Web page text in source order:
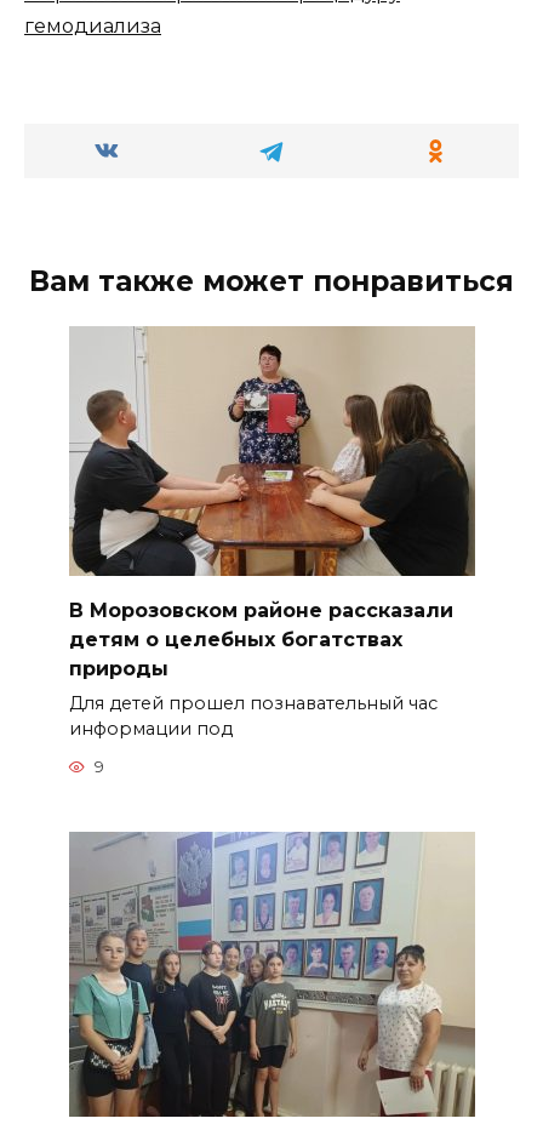
гемодиализа
Вам также может понравиться
В Морозовском районе рассказали
детям о целебных богатствах
природы
Для детей прошел познавательный час
информации под
9